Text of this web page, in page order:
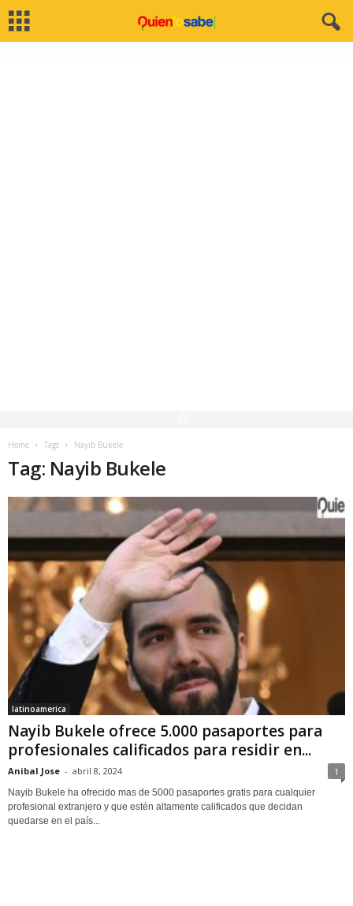
Home Tags Nayib Bukele
Tag: Nayib Bukele
latinoamerica
Nayib Bukele ofrece 5.000 pasaportes para
profesionales calificados para residir en...
Anibal Jose - abril 8, 2024 1
Nayib Bukele ha ofrecido mas de 5000 pasaportes gratis para cualquier
profesional extranjero y que estén altamente calificados que decidan
quedarse en el país...